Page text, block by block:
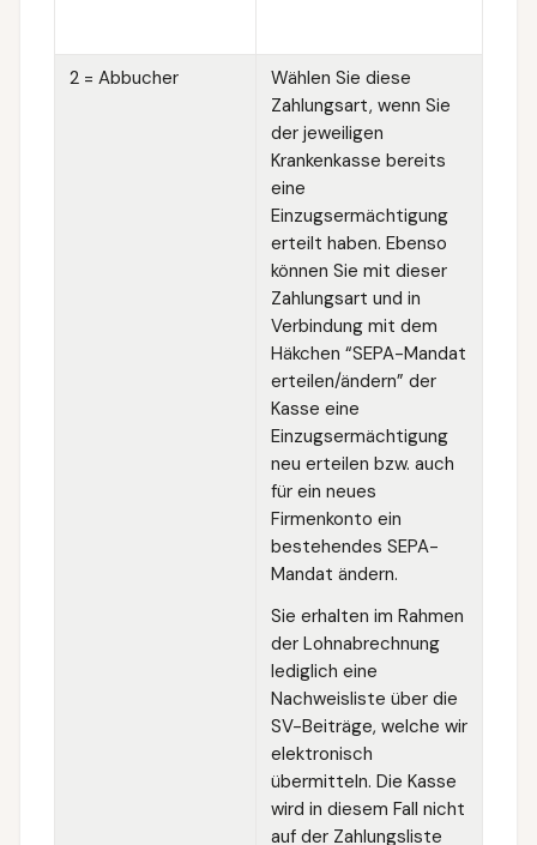
2 = Abbucher
Wählen Sie diese
Zahlungsart, wenn Sie
der jeweiligen
Krankenkasse bereits
eine
Einzugsermächtigung
erteilt haben. Ebenso
können Sie mit dieser
Zahlungsart und in
Verbindung mit dem
Häkchen “SEPA-Mandat
erteilen/ändern” der
Kasse eine
Einzugsermächtigung
neu erteilen bzw. auch
für ein neues
Firmenkonto ein
bestehendes SEPA-
Mandat ändern.
Sie erhalten im Rahmen
der Lohnabrechnung
lediglich eine
Nachweisliste über die
SV-Beiträge, welche wir
elektronisch
übermitteln. Die Kasse
wird in diesem Fall nicht
auf der Zahlungsliste